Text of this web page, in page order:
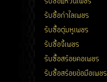
รับซื้อกำไลเพชร
รับซื้อตุ่มหูเพชร
รับซื้อจี้เพชร
รับซื้อสร้อยคอเพชร
รับซื้อสร้อยข้อมือเพชร